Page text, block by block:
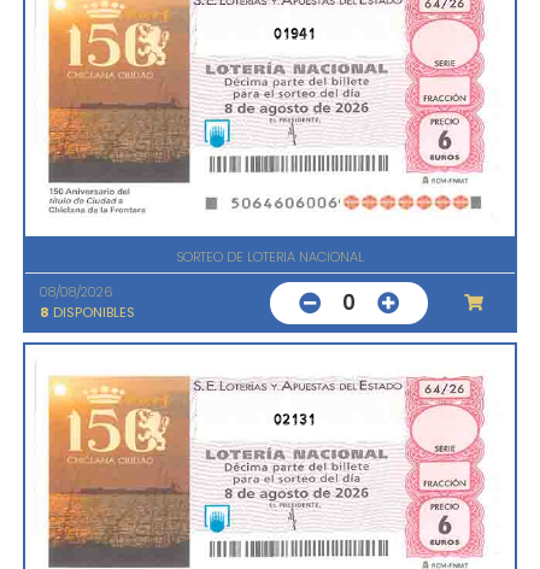
01941
SORTEO DE LOTERIA NACIONAL
08/08/2026
8 DISPONIBLES 0
02131